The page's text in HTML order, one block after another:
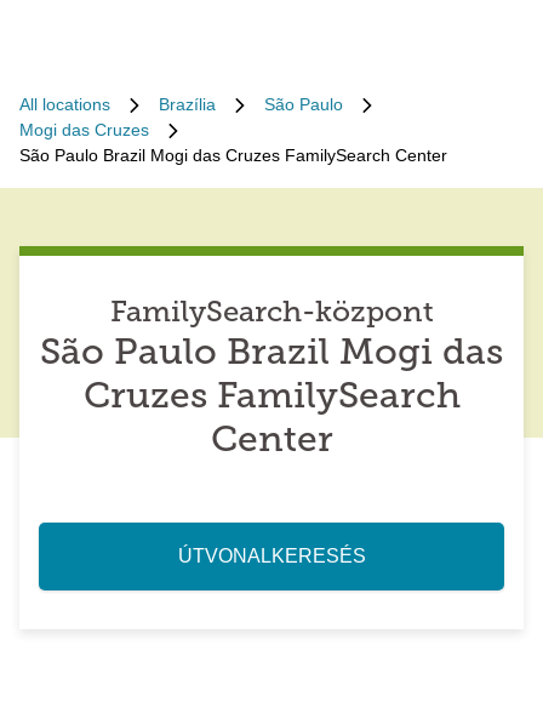
All locations Brazília
São Paulo
Mogi das Cruzes
São Paulo Brazil Mogi das Cruzes FamilySearch Center
FamilySearch-központ
São Paulo Brazil Mogi das
Cruzes FamilySearch
Center
ÚTVONALKERESÉS